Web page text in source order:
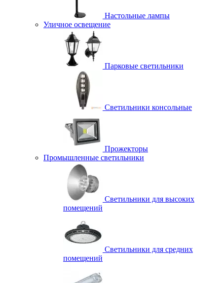
Настольные лампы
Уличное освещение
Парковые светильники
Светильники консольные
Прожекторы
Промышленные светильники
Светильники для высоких
помещений
Светильники для средних
помещений